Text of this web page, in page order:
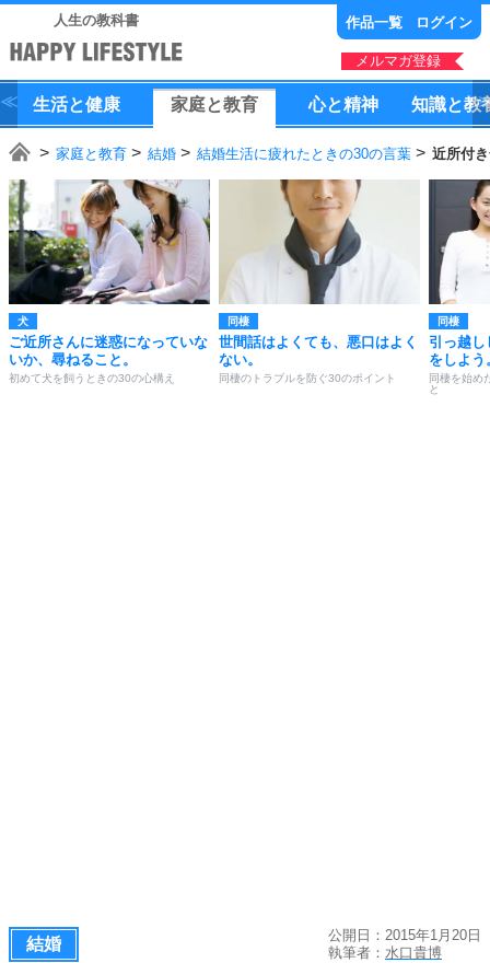
人生の教科書 作品一覧 ログイン
メルマガ登録
生活と健康 家庭と教育 心と精神 知識と教
家庭と教育 結婚 結婚生活に疲れたときの30の言葉 近所付
犬
ご近所さんに迷惑になっていな
いか、尋ねること。
初めて犬を飼うときの30の心構え
同棲
世間話はよくても、悪口はよく
ない。
同棲のトラブルを防ぐ30のポイント
同棲
引っ越
をしよう
同棲を始め
と
結婚
公開日：2015年1月20日
執筆者： 水口貴博